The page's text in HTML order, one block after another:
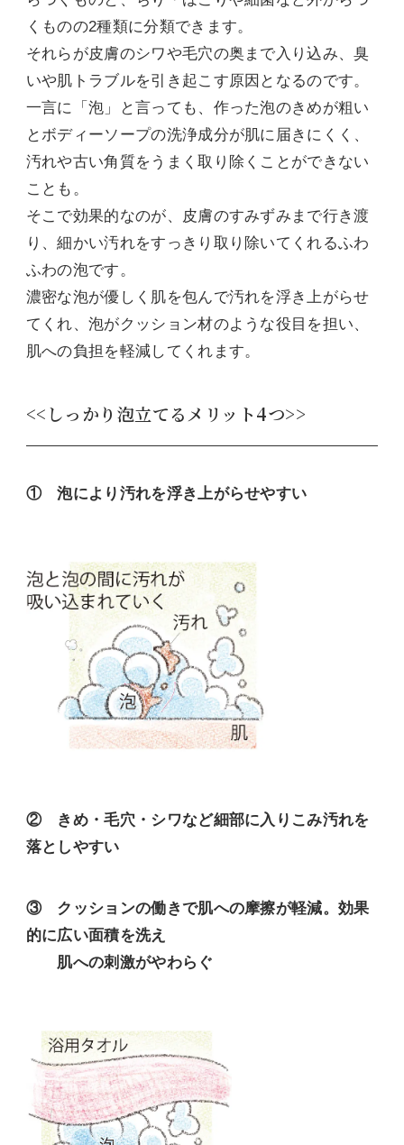
くものの2種類に分類できます。
それらが皮膚のシワや毛穴の奥まで入り込み、臭
いや肌トラブルを引き起こす原因となるのです。
一言に「泡」と言っても、作った泡のきめが粗い
とボディーソープの洗浄成分が肌に届きにくく、
汚れや古い角質をうまく取り除くことができない
ことも。
そこで効果的なのが、皮膚のすみずみまで行き渡
り、細かい汚れをすっきり取り除いてくれるふわ
ふわの泡です。
濃密な泡が優しく肌を包んで汚れを浮き上がらせ
てくれ、泡がクッション材のような役目を担い、
肌への負担を軽減してくれます。
<<しっかり泡立てるメリット4つ>>
① 泡により汚れを浮き上がらせやすい
② きめ・毛穴・シワなど細部に入りこみ汚れを
落としやすい
③ クッションの働きで肌への摩擦が軽減。効果
的に広い面積を洗え
肌への刺激がやわらぐ